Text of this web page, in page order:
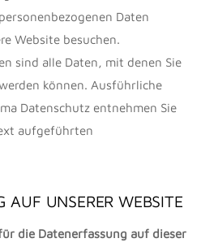
Daten
Website besuchen.
sind alle Daten, mit denen Sie
können. Ausführliche
Datenschutz entnehmen Sie
aufgeführten
AUF UNSERER WEBSITE
die Datenerfassung auf dieser